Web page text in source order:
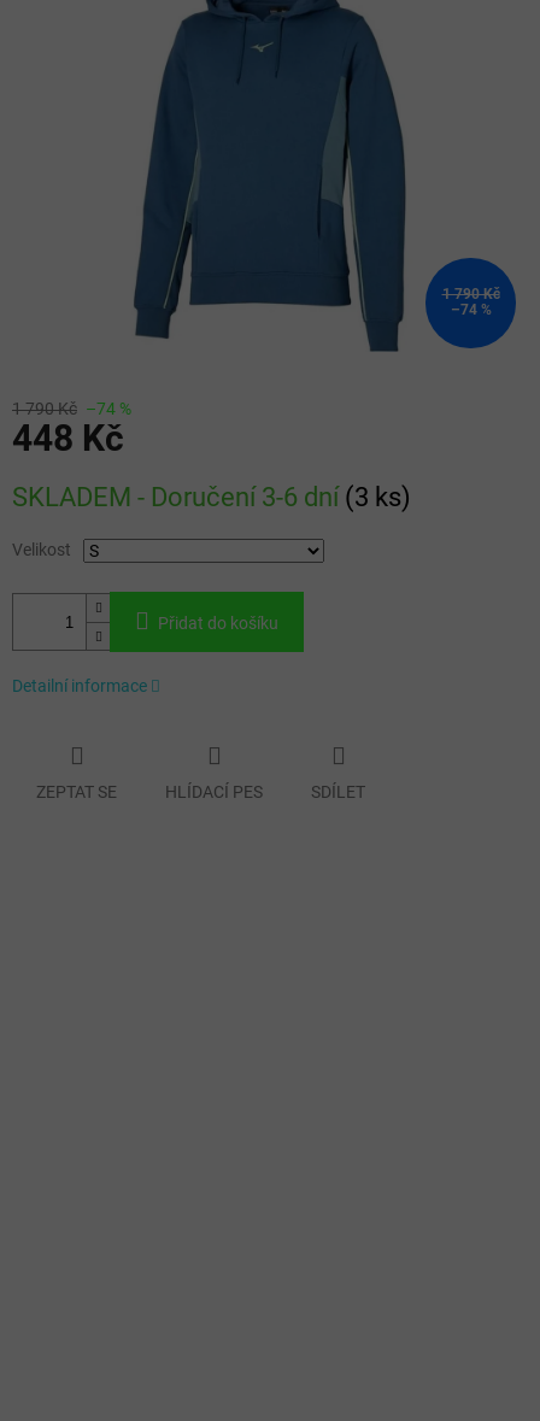
5
1 790 Kč
–74 %
1 790 Kč –74 %
448 Kč
cena:
SKLADEM - Doručení 3-6 dní (3 ks)
Velikost
Přidat do košíku
Detailní informace
ZEPTAT SE HLÍDACÍ PES SDÍLET